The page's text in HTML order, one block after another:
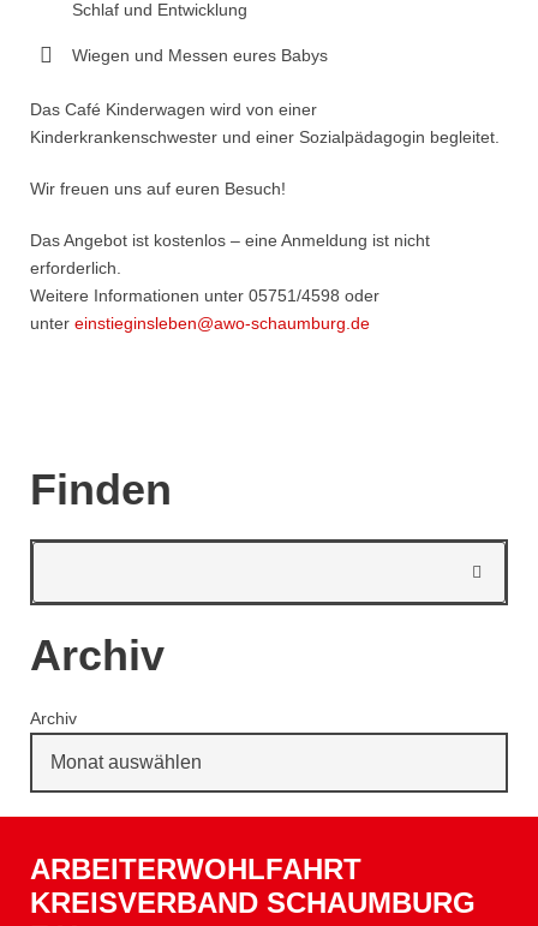
Schlaf und Entwicklung
Wiegen und Messen eures Babys
Das Café Kinderwagen wird von einer
Kinderkrankenschwester und einer Sozialpädagogin begleitet.
Wir freuen uns auf euren Besuch!
Das Angebot ist kostenlos – eine Anmeldung ist nicht
erforderlich.
Weitere Informationen unter 05751/4598 oder
unter einstieginsleben@awo-schaumburg.de
Finden
Archiv
Archiv
ARBEITERWOHLFAHRT
KREISVERBAND SCHAUMBURG